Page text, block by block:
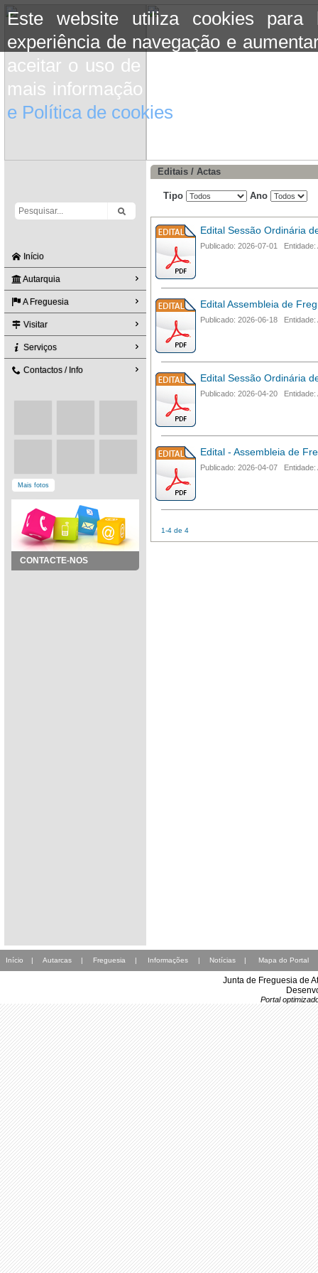
Este website utiliza cookies para
experiência de navegação e
aceitar o uso de cookies basta
mais informação consulte a
e Política de cookies
Início
Autarquia
A Freguesia
Visitar
Serviços
Contactos / Info
Mais fotos
CONTACTE-NOS
Editais / Actas
Tipo Ano
Edital Sessão Ordinária
Publicado: 2026-07-01 Entidade:
Edital Assembleia de
Publicado: 2026-06-18 Entidade:
Edital Sessão Ordinária
Publicado: 2026-04-20 Entidade:
Edital - Assembleia de
Publicado: 2026-04-07 Entidade:
1-4 de 4
Início | Autarcas | Freguesia | Informações | Notícias | Mapa do Portal
Junta de Freguesia de
Portal